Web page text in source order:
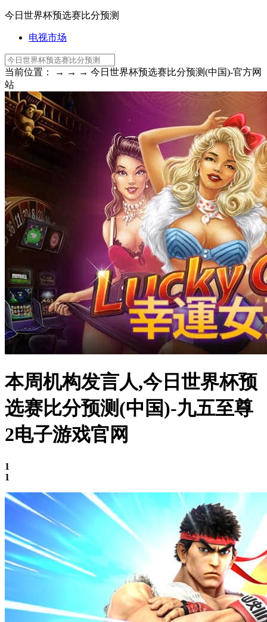
今日世界杯预选赛比分预测
电视市场
当前位置： → → → 今日世界杯预选赛比分预测(中国)-官方网
站
本周机构发言人,今日世界杯预
选赛比分预测(中国)-九五至尊
2电子游戏官网
1
1